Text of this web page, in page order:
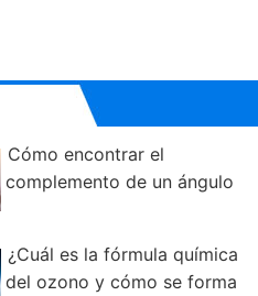
Cómo encontrar el
complemento de un ángulo
¿Cuál es la fórmula química
del ozono y cómo se forma